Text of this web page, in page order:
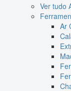
Ver tudo
Ar